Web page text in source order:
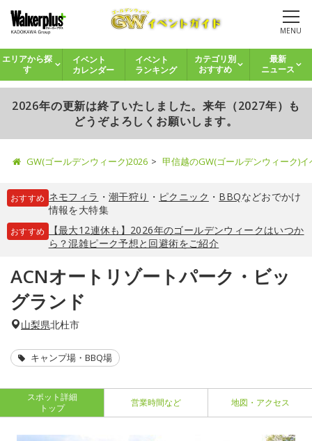
MENU
エリアから探
す
イベント
カレンダー
イベント
ランキング
カテゴリ別
おすすめ
最新
ニュース
2026年の更新は終了いたしました。来年（2027年）も
どうぞよろしくお願いします。
GW(ゴールデンウィーク)2026 甲信越のGW(ゴールデンウィーク)
おすすめ ネモフィラ ・ 潮干狩り ・ ピクニック ・ BBQなどおでかけ
情報を大特集
おすすめ
【最大12連休も】2026年のゴールデンウィークはいつか
ら？混雑ピーク予想と回避術をご紹介
ACNオートリゾートパーク・ビッ
グランド
山梨県北杜市
キャンプ場・BBQ場
スポット詳細
トップ
営業時間など 地図・アクセス